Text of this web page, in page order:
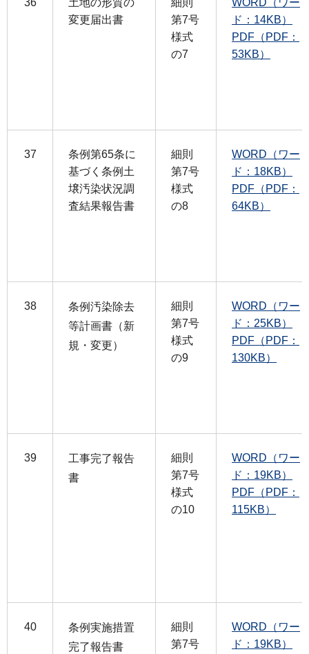
変更届出書
第7号
様式
の7
ド：14KB）
PDF（PDF：
53KB）
37
条例第65条に
基づく条例土
壌汚染状況調
査結果報告書
細則
第7号
様式
の8
WORD（ワー
ド：18KB）
PDF（PDF：
64KB）
38
条例汚染除去
等計画書（新
規・変更）
細則
第7号
様式
の9
WORD（ワー
ド：25KB）
PDF（PDF：
130KB）
39
工事完了報告
書
細則
第7号
様式
の10
WORD（ワー
ド：19KB）
PDF（PDF：
115KB）
40
条例実施措置
完了報告書
細則
第7号
WORD（ワー
ド：19KB）